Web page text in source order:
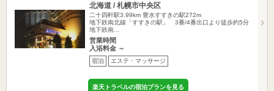
北海道 / 札幌市中央区
二十四軒駅3.99km 豊水すすきの駅272m
地下鉄南北線「すすきの駅」 3番/4番出口より徒歩約5分
地下鉄南…
営業時間
入浴料金 ～
宿泊 エステ・マッサージ
楽天トラベルの宿泊プランを見る